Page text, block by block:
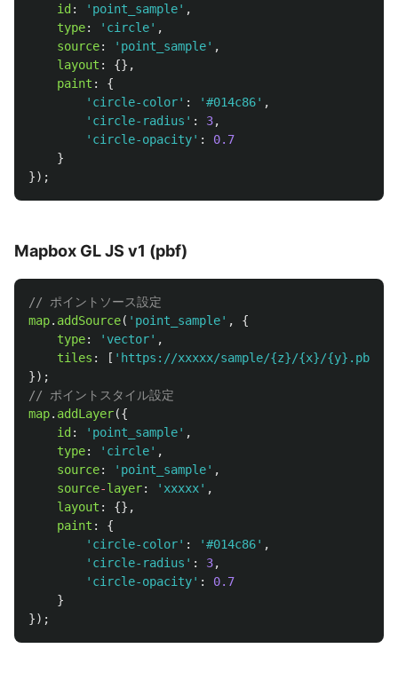
id : ' point_sample' ,
type: ' circle' ,
source: ' point_sample' ,
layout :
{},
paint :
{
' circle-color' : '#014c86' ,
' circle-radius ' : 3,
' circle-opacity' :
0.7
}
});
Mapbox GL JS v1 (pbf)
// ポイントソース設定
map. addSource( ' point_sample' ,
{
type: ' vector' ,
tiles : [ ' https://xxxxx/sample/{z}/{x}/{y}.pbf
});
// ポイントスタイル設定
map. addLayer({
id : ' point_sample' ,
type: ' circle' ,
source: ' point_sample' ,
source-layer: ' xxxxx' ,
layout :
{},
paint :
{
' circle-color' : '#014c86' ,
' circle-radius ' : 3,
' circle-opacity' :
0.7
}
});